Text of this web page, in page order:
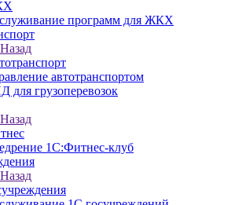
программ для ЖКХ
Назад
автотранспортом
для грузоперевозок
Назад
1С:Фитнес-клуб
Назад